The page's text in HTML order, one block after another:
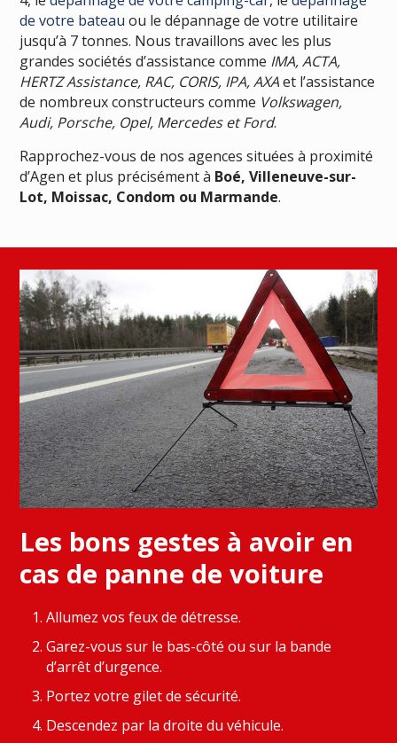
de votre bateau ou le dépannage de votre utilitaire
jusqu’à 7 tonnes. Nous travaillons avec les plus
grandes sociétés d’assistance comme IMA, ACTA,
HERTZ Assistance, RAC, CORIS, IPA, AXAet l’assistance
de nombreux constructeurs comme Volkswagen,
Audi, Porsche, Opel, Mercedes et Ford.
Rapprochez-vous de nos agences situées à proximité
d’Agen et plus précisément à Boé, Villeneuve-sur-
Lot, Moissac, Condom ou Marmande.
Les bons gestes à avoir en
cas de panne de voiture
Allumez vos feux de détresse.
Garez-vous sur le bas-côté ou sur la bande
d’arrêt d’urgence.
Portez votre gilet de sécurité.
Descendez par la droite du véhicule.